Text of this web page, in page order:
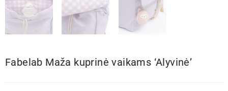
Fabelab Maža kuprinė vaikams ‘Alyvinė’